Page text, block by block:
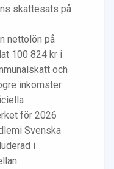
skattesats på
nettolön på
100 824 kr i
och
inkomster.
för 2026
i Svenska
i